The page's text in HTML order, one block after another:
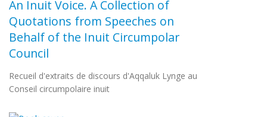
An Inuit Voice. A Collection of
Quotations from Speeches on
Behalf of the Inuit Circumpolar
Council
Recueil d'extraits de discours d'Aqqaluk Lynge au
Conseil circumpolaire inuit